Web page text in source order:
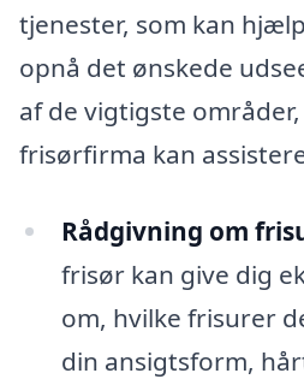
tjenester, som kan
opnå det ønskede
af de vigtigste
frisørfirma kan
Rådgivning om
frisør kan give dig
om, hvilke frisurer
din ansigtsform,